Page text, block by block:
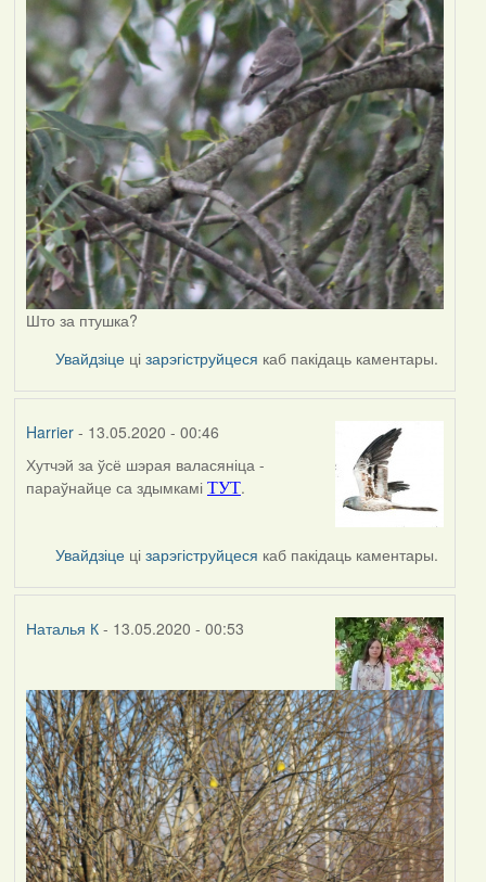
Што за птушка?
Увайдзіце цізарэгіструйцеся каб пакідаць каментары.
Harrier- 13.05.2020 - 00:46
In
reply
Наталья
К
Хутчэй за ўсё шэрая валасяніца -
параўнайце са здымкамі ТУТ.
Увайдзіце цізарэгіструйцеся каб пакідаць каментары.
Наталья К- 13.05.2020 - 00:53